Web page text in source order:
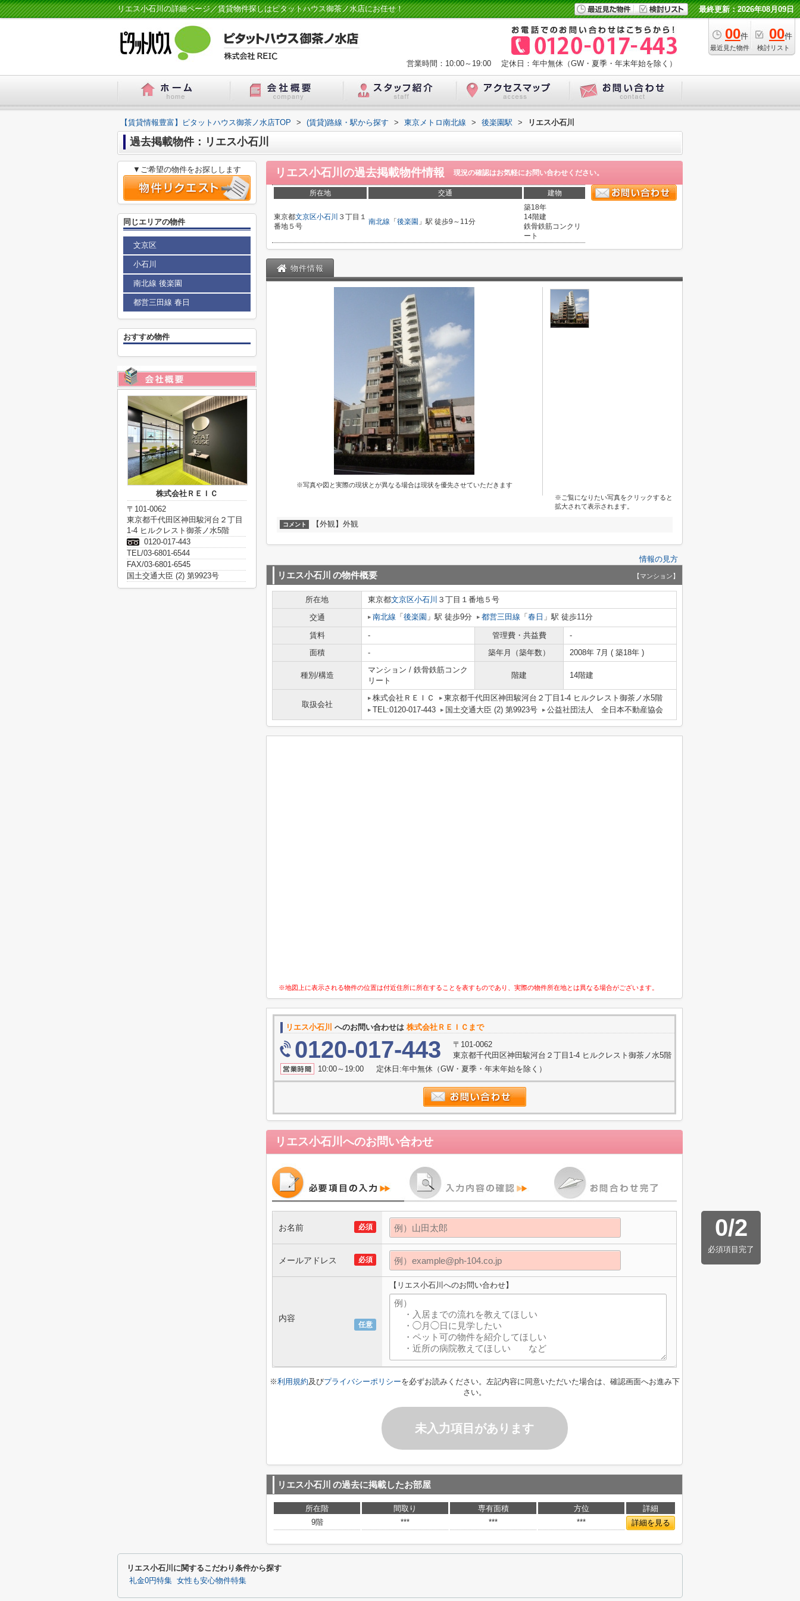
リエス小石川の詳細ページ／賃貸物件探しはピタットハウス御茶ノ水店にお任せ！ 最終更新：2026年08月09日
00件
最近見た物件
00件
検討リスト
営業時間：10:00～19:00 定休日：年中無休（GW・夏季・年末年始を除く）
【賃貸情報豊富】ピタットハウス御茶ノ水店TOP > (賃貸)路線・駅から探す > 東京メトロ南北線 > 後楽園駅 > リエス小石川
過去掲載物件：リエス小石川
リエス小石川 の過去掲載物件情報 現況の確認はお気軽にお問い合わせください。
所在地 交通 建物
東京都文京区小石川 ３丁目１
番地５号
南北線 「 後楽園 」駅 徒歩9～11分
築18年
14階建
鉄骨鉄筋コンクリ
ート
物件情報
※写真や図と実際の現状とが異なる場合は現状を優先させていただきます
※ご覧になりたい写真をクリックすると
拡大されて表示されます。
コメント 【外観】外観
情報の見方
リエス小石川 の物件概要 【マンション】
所在地 東京都文京区小石川 ３丁目１番地５号
交通
南北線 「 後楽園 」駅 徒歩9分 都営三田線 「 春日 」駅 徒歩11分
賃料 - 管理費・共益費
-
面積
- 築年月（築年数） 2008年 7月 ( 築18年 )
種別/構造
マンション / 鉄骨鉄筋コンク
リート
階建 14階建
取扱会社
株式会社ＲＥＩＣ
東京都千代田区神田駿河台２丁目1-4 ヒルクレスト御茶ノ水5階
TEL:0120-017-443
国土交通大臣 (2) 第9923号 公益社団法人 全日本不動産協会
※地図上に表示される物件の位置は付近住所に所在することを表すものであり、実際の物件所在地とは異なる場合がございます。
リエス小石川 へのお問い合わせは 株式会社ＲＥＩＣまで
0120-017-443
〒101-0062
東京都千代田区神田駿河台２丁目1-4 ヒルクレスト御茶ノ水5階
10:00～19:00 定休日:年中無休（GW・夏季・年末年始を除く）
リエス小石川 へのお問い合わせ
0/2
必須項目完了
必須
お名前
必須
メールアドレス
任意
内容
【リエス小石川へのお問い合わせ】
※利用規約及びプライバシーポリシーを必ずお読みください。左記内容に同意いただいた場合は、確認画面へお進み下
さい。
未入力項目があります
リエス小石川 の過去に掲載したお部屋
所在階 間取り 専有面積 方位
詳細
9階
*** *** *** 詳細を見る
▼ご希望の物件をお探しします
同じエリアの物件
文京区
小石川
南北線 後楽園
都営三田線 春日
おすすめ物件
株式会社ＲＥＩＣ
〒101-0062
東京都千代田区神田駿河台２丁目
1-4 ヒルクレスト御茶ノ水5階
0120-017-443
TEL/03-6801-6544
FAX/03-6801-6545
国土交通大臣 (2) 第9923号
リエス小石川に関するこだわり条件から探す
礼金0円特集 女性も安心物件特集